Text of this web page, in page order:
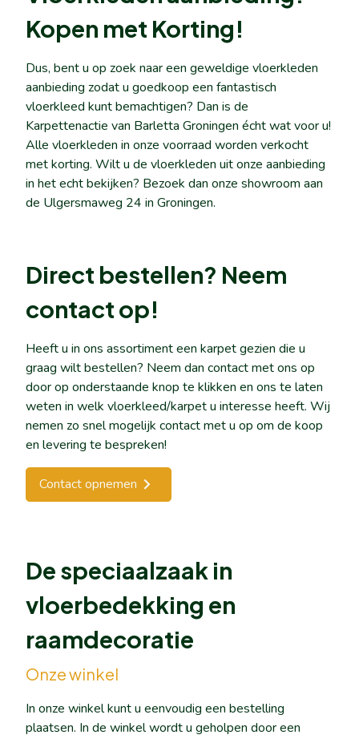
De speciaalzaak in
vloerbedekking en
raamdecoratie
Onze winkel
In onze winkel kunt u eenvoudig een bestelling
plaatsen. In de winkel wordt u geholpen door een
Kopen met Korting!
Dus, bent u op zoek naar een geweldige vloerkleden
aanbieding zodat u goedkoop een fantastisch
vloerkleed kunt bemachtigen? Dan is de
Karpettenactie van Barletta Groningen écht wat voor u!
Alle vloerkleden in onze voorraad worden verkocht
met korting. Wilt u de vloerkleden uit onze aanbieding
in het echt bekijken? Bezoek dan onze showroom aan
de Ulgersmaweg 24 in Groningen.
Direct bestellen? Neem
contact op!
Heeft u in ons assortiment een karpet gezien die u
graag wilt bestellen? Neem dan contact met ons op
door op onderstaande knop te klikken en ons te laten
weten in welk vloerkleed/karpet u interesse heeft. Wij
nemen zo snel mogelijk contact met u op om de koop
en levering te bespreken!
Contact opnemen